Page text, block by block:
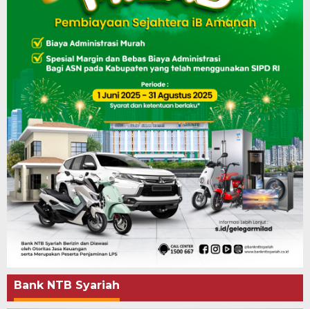
Bank NTB Syariah